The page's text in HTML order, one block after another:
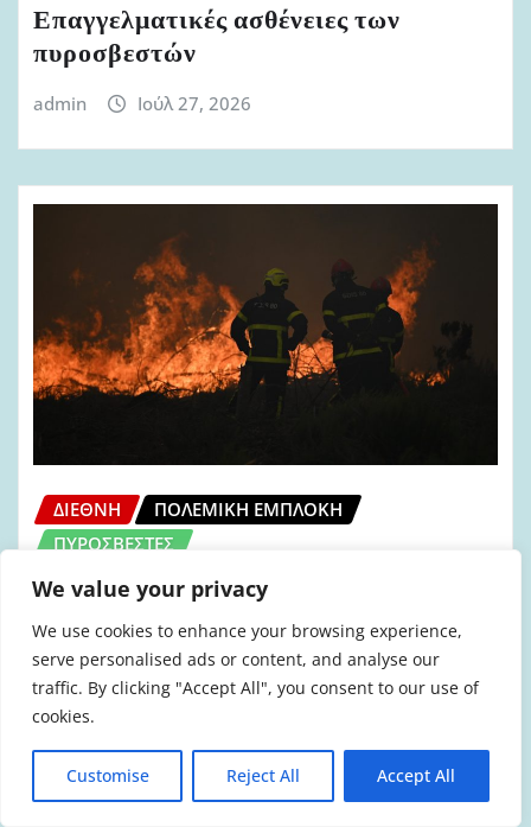
We value your privacy
We use cookies to enhance your browsing experience,
serve personalised ads or content, and analyse our
traffic. By clicking "Accept All", you consent to our use of
cookies.
Customise Reject All Accept All
Επαγγελματικές ασθένειες των
πυροσβεστών
admin Ιούλ 27, 2026
ΔΙΕΘΝΉ
ΠΟΛΕΜΙΚΉ ΕΜΠΛΟΚΉ
ΠΥΡΟΣΒΈΣΤΕΣ
Γαλλία-Ισπανία: Το αστικό κράτος
είναι επιλεκτικά ανίκανο «όπου γης»
admin Ιούλ 26, 2026